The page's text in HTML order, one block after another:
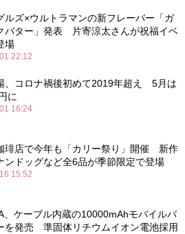
ルズ×ウルトラマンの新フレーバー「ガ
バター」発表 片寄涼太さんが祝福イベ
場
22:12
、コロナ禍後初めて2019年超え 5月は
に
16:24
琲店で今年も「カリー祭り」開催 新作
ンドッグなど全6品が季節限定で登場
15:52
、ケーブル内蔵の10000mAhモバイルバ
を発売 準固体リチウムイオン電池採用